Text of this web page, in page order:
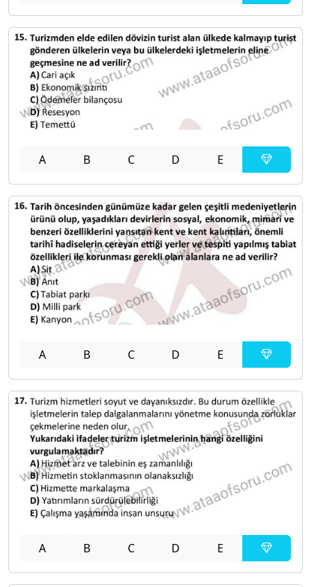
A B C D E
A B C D E
A B C D E